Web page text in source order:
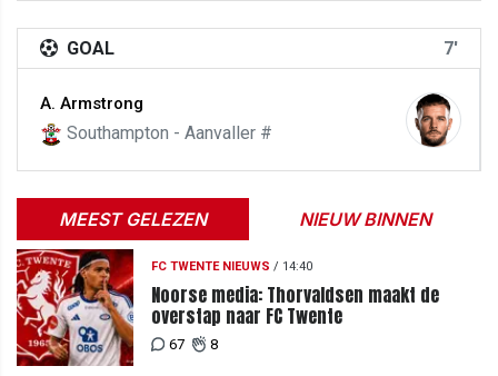
GOAL 7'
A. Armstrong
Southampton - Aanvaller #
MEEST GELEZEN NIEUW BINNEN
FC TWENTE NIEUWS / 14:40
Noorse media: Thorvaldsen maakt de
overstap naar FC Twente
67 8